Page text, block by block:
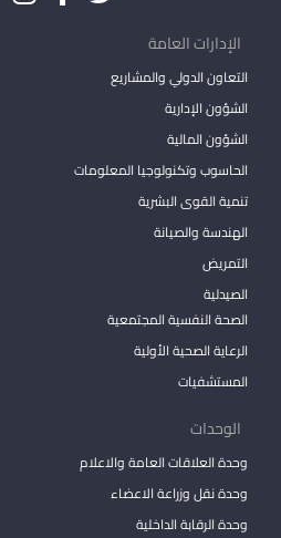
الإدارات العامة
التعاون الدولي والمشاريع
الشؤون الإدارية
الشؤون المالية
الحاسوب وتكنولوجيا المعلومات
تنمية القوى البشرية
الهندسة والصيانة
التمريض
الصيدلية
الصحة النفسية المجتمعية
الرعاية الصحية الأولية
المستشفيات
الوحدات
وحدة العلاقات العامة والاعلام
وحدة نقل وزراعة الاعضاء
وحدة الرقابة الداخلية